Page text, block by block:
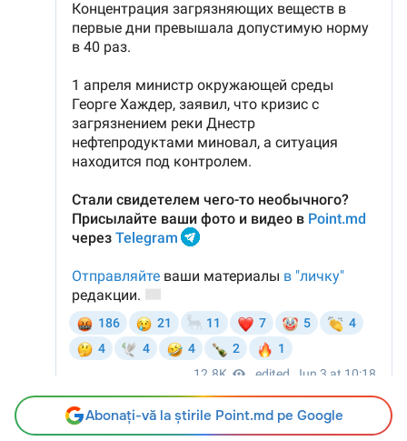
Abonați-vă la știrile Point.md pe Google